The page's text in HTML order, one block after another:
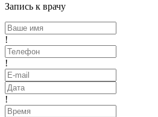
Запись к врачу
!
!
!